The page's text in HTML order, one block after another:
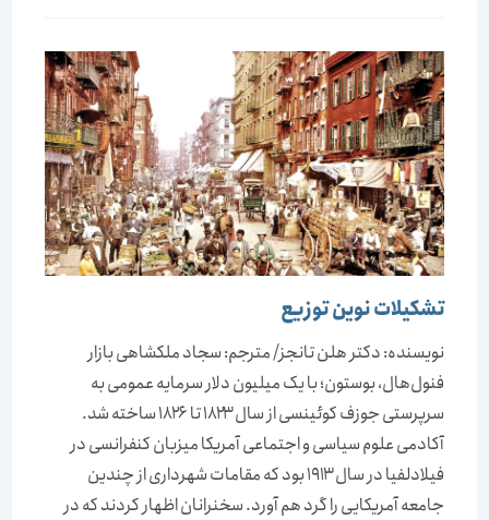
تشکیلات نوین توزیع
نویسنده: دکتر هلن تانجز/ مترجم: سجاد ملکشاهی بازار
فنول‌هال، بوستون؛ با یک میلیون دلار سرمایه عمومی به
سرپرستی جوزف کوئینسی از سال۱۸۲۳ تا ۱۸۲۶ ساخته شد.
آکادمی علوم سیاسی و اجتماعی آمریکا میزبان کنفرانسی در
فیلادلفیا در سال۱۹۱۳ بود که مقامات شهرداری از چندین
جامعه آمریکایی را گرد هم آورد. سخنرانان اظهار کردند که در